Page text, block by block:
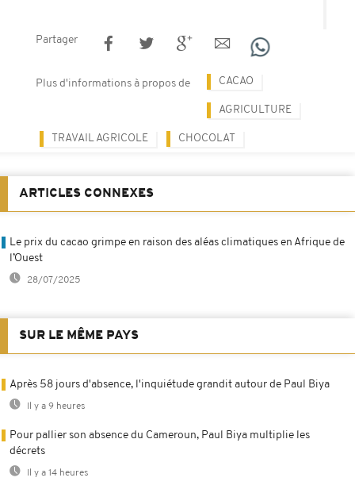
Partager
Plus d'informations à propos de CACAO
AGRICULTURE
TRAVAIL AGRICOLE CHOCOLAT
ARTICLES CONNEXES
Le prix du cacao grimpe en raison des aléas climatiques en Afrique de
l’Ouest
28/07/2025
SUR LE MÊME PAYS
Après 58 jours d'absence, l'inquiétude grandit autour de Paul Biya
Il y a 9 heures
Pour pallier son absence du Cameroun, Paul Biya multiplie les
décrets
Il y a 14 heures